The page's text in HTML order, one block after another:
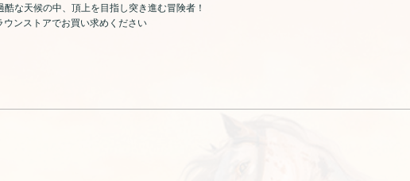
な天候の中、頂上を目指し突き進む冒険者！
ンストアでお買い求めください